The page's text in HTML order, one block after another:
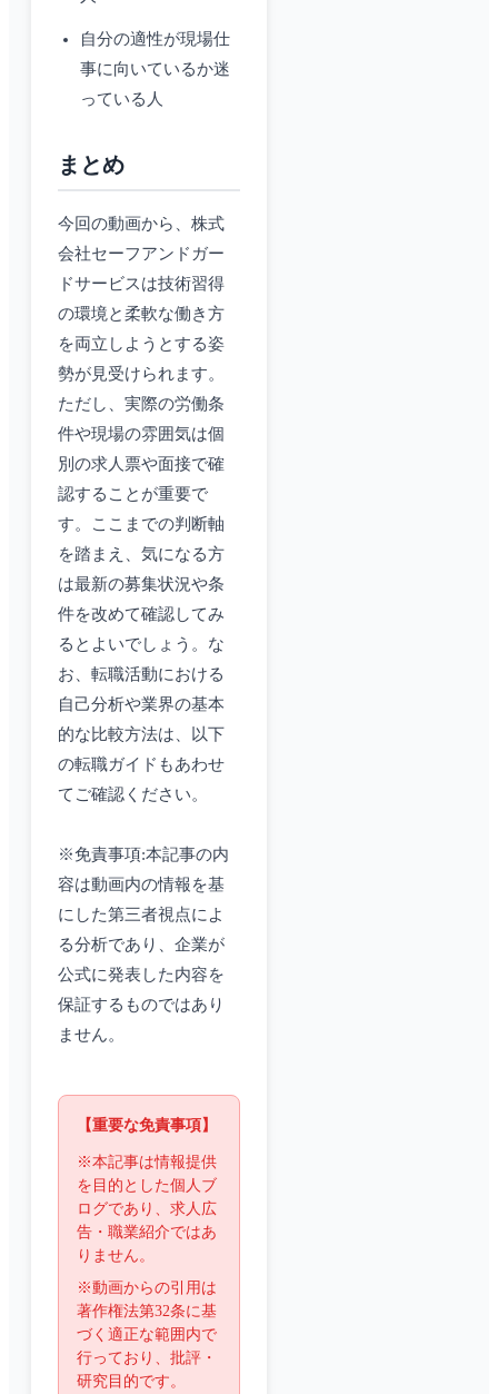
自分の適性が現場仕
事に向いているか迷
っている人
まとめ
今回の動画から、株式
会社セーフアンドガー
ドサービスは技術習得
の環境と柔軟な働き方
を両立しようとする姿
勢が見受けられます。
ただし、実際の労働条
件や現場の雰囲気は個
別の求人票や面接で確
認することが重要で
す。ここまでの判断軸
を踏まえ、気になる方
は最新の募集状況や条
件を改めて確認してみ
るとよいでしょう。な
お、転職活動における
自己分析や業界の基本
的な比較方法は、以下
の転職ガイドもあわせ
てご確認ください。
※免責事項:本記事の内
容は動画内の情報を基
にした第三者視点によ
る分析であり、企業が
公式に発表した内容を
保証するものではあり
ません。
【重要な免責事項】
※本記事は情報提供
を目的とした個人ブ
ログであり、求人広
告・職業紹介ではあ
りません。
※動画からの引用は
著作権法第32条に基
づく適正な範囲内で
行っており、批評・
研究目的です。